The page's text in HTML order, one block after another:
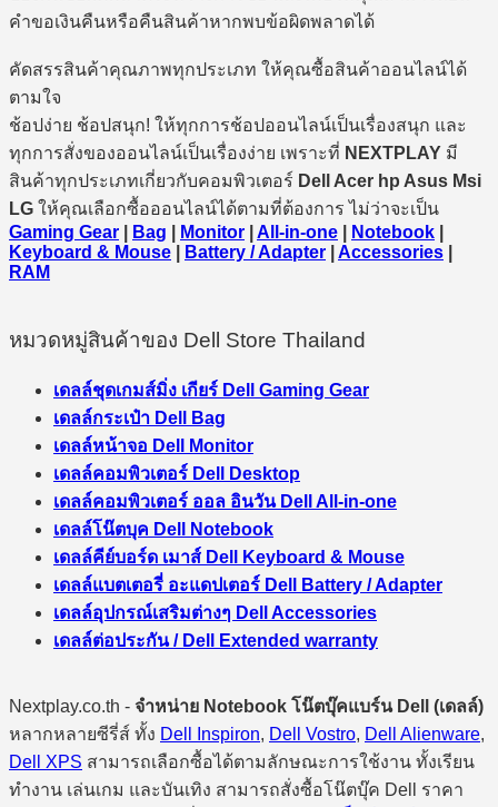
คำขอเงินคืนหรือคืนสินค้าหากพบข้อผิดพลาดได้
คัดสรรสินค้าคุณภาพทุกประเภท ให้คุณซื้อสินค้าออนไลน์ได้
ตามใจ
ช้อปง่าย ช้อปสนุก! ให้ทุกการช้อปออนไลน์เป็นเรื่องสนุก และ
ทุกการสั่งของออนไลน์เป็นเรื่องง่าย เพราะที่ NEXTPLAY มี
สินค้าทุกประเภทเกี่ยวกับคอมพิวเตอร์ Dell Acer hp Asus Msi
LG ให้คุณเลือกซื้อออนไลน์ได้ตามที่ต้องการ ไม่ว่าจะเป็น
Gaming Gear
Bag Monitor All-in-one Notebook
Keyboard & Mouse
Battery / Adapter Accessories
RAM
หมวดหมู่สินค้าของ Dell Store Thailand
เดลล์ชุดเกมส์มิ่ง เกียร์ Dell Gaming Gear
เดลล์กระเป๋า Dell Bag
เดลล์หน้าจอ Dell Monitor
เดลล์คอมพิวเตอร์ Dell Desktop
เดลล์คอมพิวเตอร์ ออล อินวัน Dell All-in-one
เดลล์โน๊ตบุค Dell Notebook
เดลล์คีย์บอร์ด เมาส์ Dell Keyboard & Mouse
เดลล์แบตเตอรี่ อะแดปเตอร์ Dell Battery / Adapter
เดลล์อุปกรณ์เสริมต่างๆ Dell Accessories
เดลล์ต่อประกัน / Dell Extended warranty
Nextplay.co.th - จำหน่าย Notebook โน๊ตบุ๊คแบร์น Dell (เดลล์)
หลากหลายซีรี่ส์ ทั้ง Dell Inspiron, Dell Vostro, Dell Alienware,
Dell XPS สามารถเลือกซื้อได้ตามลักษณะการใช้งาน ทั้งเรียน
ทำงาน เล่นเกม และบันเทิง สามารถสั่งซื้อโน๊ตบุ๊ค Dell ราคา